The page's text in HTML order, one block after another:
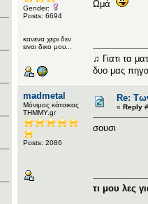
Gender:
Posts: 6694
κανενα χερι δεν
ειναι δικο μου...
Ωμά
♫ Γιατι τα
δυο μας
madmetal
Μόνιμος κάτοικος
ΤΗΜΜΥ.gr
Posts: 2086
Re:
« Reply
σουσι
τι μου λες